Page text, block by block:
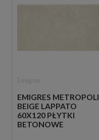
EMIGRES METROPOLI
BEIGE LAPPATO
60X120 PŁYTKI
BETONOWE